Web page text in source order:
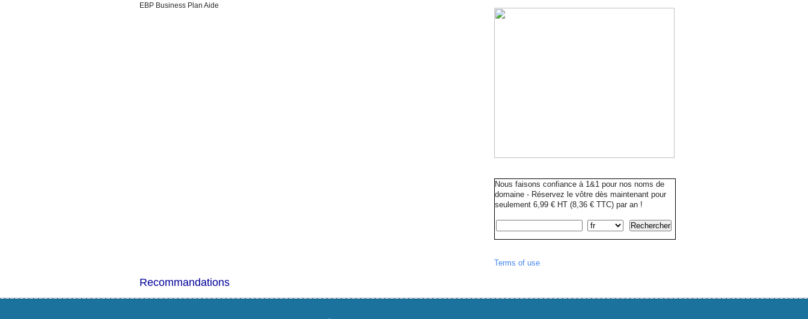
EBP Business Plan Aide
Nous faisons confiance à 1&1 pour nos noms de
domaine - Réservez le vôtre dès maintenant pour
seulement 6,99 € HT (8,36 € TTC) par an !
Terms of use
Recommandations